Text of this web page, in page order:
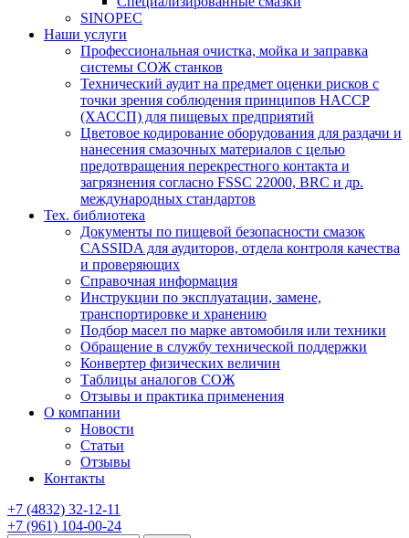
SINOPEC
Наши услуги
Профессиональная очистка, мойка и заправка
системы СОЖ станков
Технический аудит на предмет оценки рисков с
точки зрения соблюдения принципов HACCP
(ХАССП) для пищевых предприятий
Цветовое кодирование оборудования для раздачи и
нанесения смазочных материалов с целью
предотвращения перекрестного контакта и
загрязнения согласно FSSC 22000, BRC и др.
международных стандартов
Тех. библиотека
Документы по пищевой безопасности смазок
CASSIDA для аудиторов, отдела контроля качества
и проверяющих
Справочная информация
Инструкции по эксплуатации, замене,
транспортировке и хранению
Подбор масел по марке автомобиля или техники
Обращение в службу технической поддержки
Конвертер физических величин
Таблицы аналогов СОЖ
Отзывы и практика применения
О компании
Новости
Статьи
Отзывы
Контакты
+7 (4832) 32-12-11
+7 (961) 104-00-24